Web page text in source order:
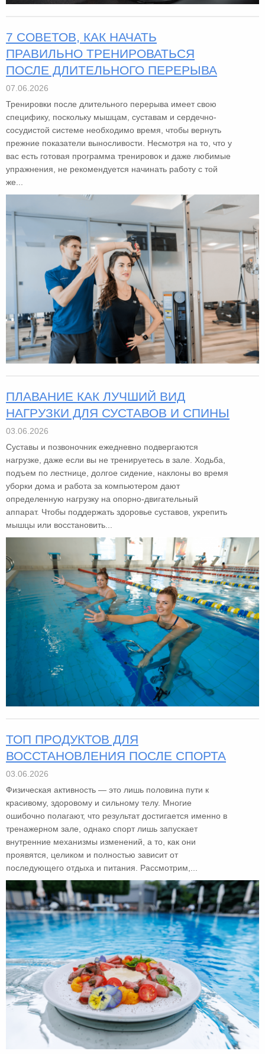
7 СОВЕТОВ, КАК НАЧАТЬ
ПРАВИЛЬНО ТРЕНИРОВАТЬСЯ
ПОСЛЕ ДЛИТЕЛЬНОГО ПЕРЕРЫВА
07.06.2026
Тренировки после длительного перерыва имеет свою
специфику, поскольку мышцам, суставам и сердечно-
сосудистой системе необходимо время, чтобы вернуть
прежние показатели выносливости. Несмотря на то, что у
вас есть готовая программа тренировок и даже любимые
упражнения, не рекомендуется начинать работу с той
же...
ПЛАВАНИЕ КАК ЛУЧШИЙ ВИД
НАГРУЗКИ ДЛЯ СУСТАВОВ И СПИНЫ
03.06.2026
Суставы и позвоночник ежедневно подвергаются
нагрузке, даже если вы не тренируетесь в зале. Ходьба,
подъем по лестнице, долгое сидение, наклоны во время
уборки дома и работа за компьютером дают
определенную нагрузку на опорно-двигательный
аппарат. Чтобы поддержать здоровье суставов, укрепить
мышцы или восстановить...
ТОП ПРОДУКТОВ ДЛЯ
ВОССТАНОВЛЕНИЯ ПОСЛЕ СПОРТА
03.06.2026
Физическая активность — это лишь половина пути к
красивому, здоровому и сильному телу. Многие
ошибочно полагают, что результат достигается именно в
тренажерном зале, однако спорт лишь запускает
внутренние механизмы изменений, а то, как они
проявятся, целиком и полностью зависит от
последующего отдыха и питания. Рассмотрим,...